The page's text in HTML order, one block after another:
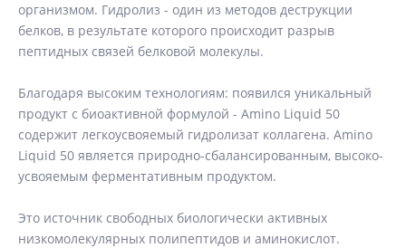
организмом. Гидролиз - один из методов деструкции
белков, в результате которого происходит разрыв
пептидных связей белковой молекулы.
Благодаря высоким технологиям: появился уникальный
продукт с биоактивной формулой - Amino Liquid 50
содержит легкоусвояемый гидролизат коллагена. Amino
Liquid 50 является природно-сбалансированным, высоко-
усвояемым ферментативным продуктом.
Это источник свободных биологически активных
низкомолекулярных полипептидов и аминокислот.